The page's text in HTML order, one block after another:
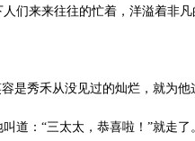
们来来往往的忙着，洋溢着非凡
秀禾从没见过的灿烂，就为他
：“三太太，恭喜啦！”就走了